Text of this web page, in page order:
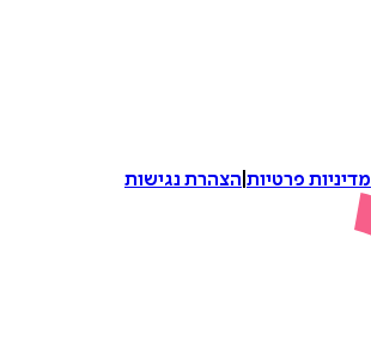
מדיניות פרטיות הצהרת נגישות